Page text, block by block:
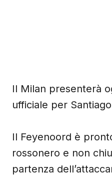
Il Milan presenterà
ufficiale per
Il Feyenoord è
rossonero e non
partenza